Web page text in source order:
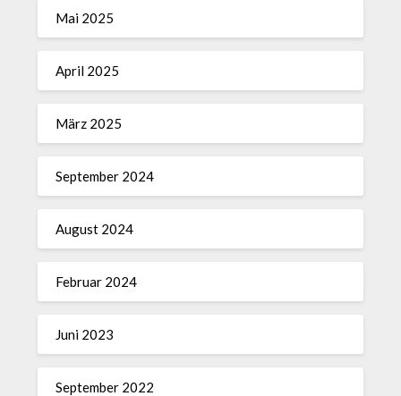
Mai 2025
April 2025
März 2025
September 2024
August 2024
Februar 2024
Juni 2023
September 2022